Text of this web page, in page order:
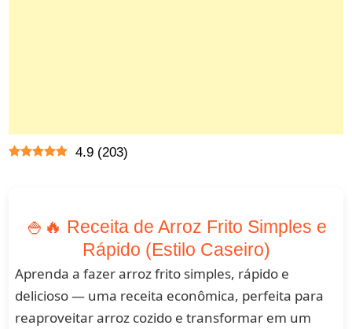
4.9 (203)
🍚🔥 Receita de Arroz Frito Simples e
Rápido (Estilo Caseiro)
Aprenda a fazer arroz frito simples, rápido e
delicioso — uma receita econômica, perfeita para
reaproveitar arroz cozido e transformar em um